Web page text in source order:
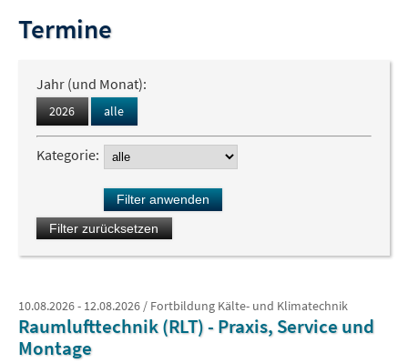
Termine
Jahr (und Monat):
2026 alle
Kategorie:
10.08.2026 - 12.08.2026 / Fortbildung Kälte- und Klimatechnik
Raumlufttechnik (RLT) - Praxis, Service und
Montage